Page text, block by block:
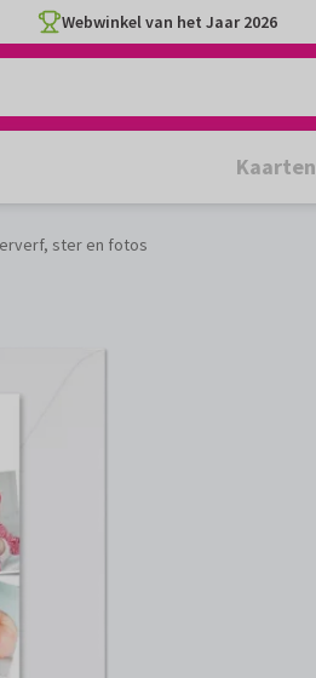
Webwinkel van het Jaar 2026
Kaarten
ster en fotos